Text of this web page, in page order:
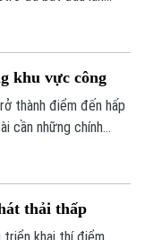
- nơi mỗi thao tác
xác, mỗi hành trình
độ và công nghệ
khu vực công
thành điểm đến hấp
cần những chính
chất lượng nguồn
hoạt động của bộ
thải thấp